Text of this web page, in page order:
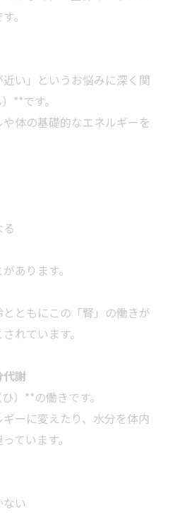
。
い」というお悩みに深く関
**です。
体の基礎的なエネルギーを
あります。
ともにこの「腎」の働きが
れています。
代謝
）**の働きです。
ーに変えたり、水分を体内
ています。
い